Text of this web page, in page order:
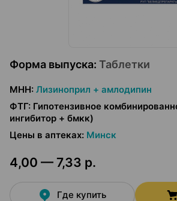
Форма выпуска: Таблетки
МНН: Лизиноприл + амлодипин
ФТГ: Гипотензивное
ингибитор + бмкк)
Цены в аптеках: Минск
4,00 — 7,33 р.
Где купить